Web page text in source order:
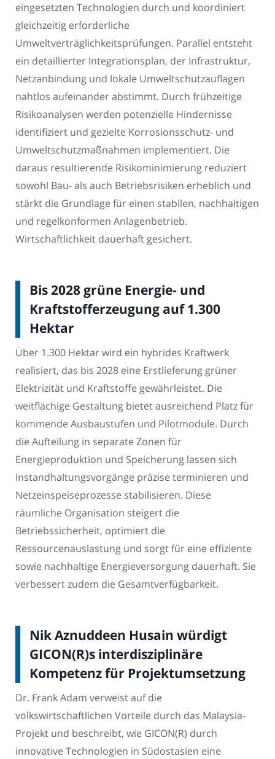
eingesetzten Technologien durch und koordiniert
gleichzeitig erforderliche
Umweltverträglichkeitsprüfungen. Parallel entsteht
ein detaillierter Integrationsplan, der Infrastruktur,
Netzanbindung und lokale Umweltschutzauflagen
nahtlos aufeinander abstimmt. Durch frühzeitige
Risikoanalysen werden potenzielle Hindernisse
identifiziert und gezielte Korrosionsschutz- und
Umweltschutzmaßnahmen implementiert. Die
daraus resultierende Risikominimierung reduziert
sowohl Bau- als auch Betriebsrisiken erheblich und
stärkt die Grundlage für einen stabilen, nachhaltigen
und regelkonformen Anlagenbetrieb.
Wirtschaftlichkeit dauerhaft gesichert.
Bis 2028 grüne Energie- und
Kraftstofferzeugung auf 1.300
Hektar
Über 1.300 Hektar wird ein hybrides Kraftwerk
realisiert, das bis 2028 eine Erstlieferung grüner
Elektrizität und Kraftstoffe gewährleistet. Die
weitflächige Gestaltung bietet ausreichend Platz für
kommende Ausbaustufen und Pilotmodule. Durch
die Aufteilung in separate Zonen für
Energieproduktion und Speicherung lassen sich
Instandhaltungsvorgänge präzise terminieren und
Netzeinspeiseprozesse stabilisieren. Diese
räumliche Organisation steigert die
Betriebssicherheit, optimiert die
Ressourcenauslastung und sorgt für eine effiziente
sowie nachhaltige Energieversorgung dauerhaft. Sie
verbessert zudem die Gesamtverfügbarkeit.
Nik Aznuddeen Husain würdigt
GICON(R)s interdisziplinäre
Kompetenz für Projektumsetzung
Dr. Frank Adam verweist auf die
volkswirtschaftlichen Vorteile durch das Malaysia-
Projekt und beschreibt, wie GICON(R) durch
innovative Technologien in Südostasien eine